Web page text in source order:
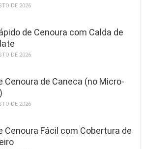
DE 2026
de Cenoura com Calda de
DE 2026
Cenoura de Caneca (no Micro-
DE 2026
Cenoura Fácil com Cobertura de